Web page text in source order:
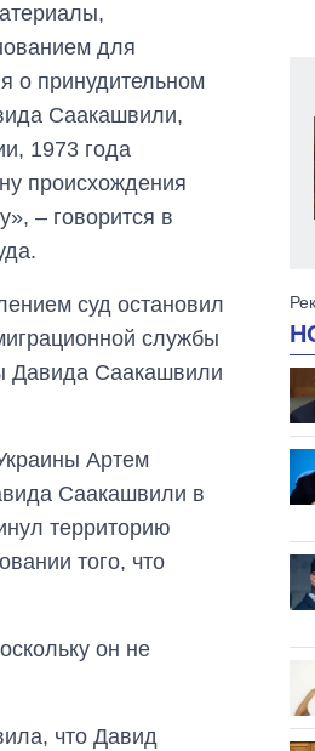
для
о принудительном
Саакашвили,
1973 года
происхождения
– говорится в
суд остановил
службы
Давида Саакашвили
Артем
Саакашвили в
территорию
того, что
он не
что Давид
От 1 месяца – до 5
лет: кто и как долго
должность
руководителя СВР